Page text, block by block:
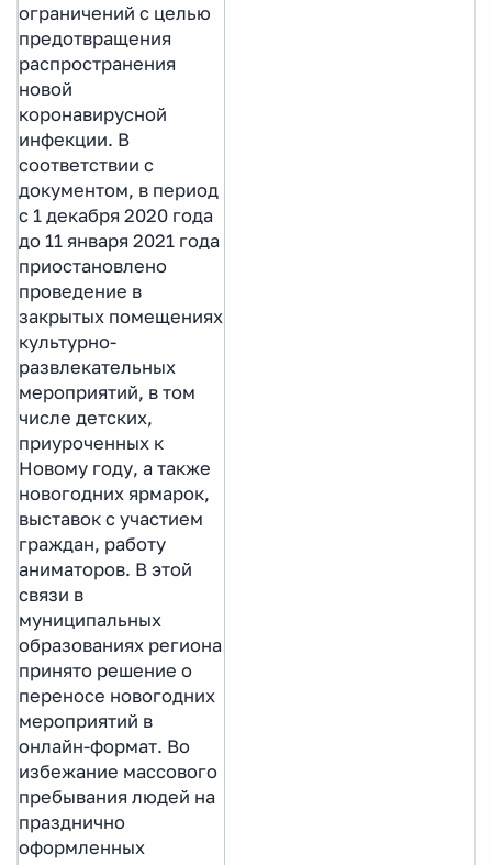
ограничений с целью
предотвращения
распространения
новой
коронавирусной
инфекции. В
соответствии с
документом, в период
с 1 декабря 2020 года
до 11 января 2021 года
приостановлено
проведение в
закрытых помещениях
культурно-
развлекательных
мероприятий, в том
числе детских,
приуроченных к
Новому году, а также
новогодних ярмарок,
выставок с участием
граждан, работу
аниматоров. В этой
связи в
муниципальных
образованиях региона
принято решение о
переносе новогодних
мероприятий в
онлайн-формат. Во
избежание массового
пребывания людей на
празднично
оформленных